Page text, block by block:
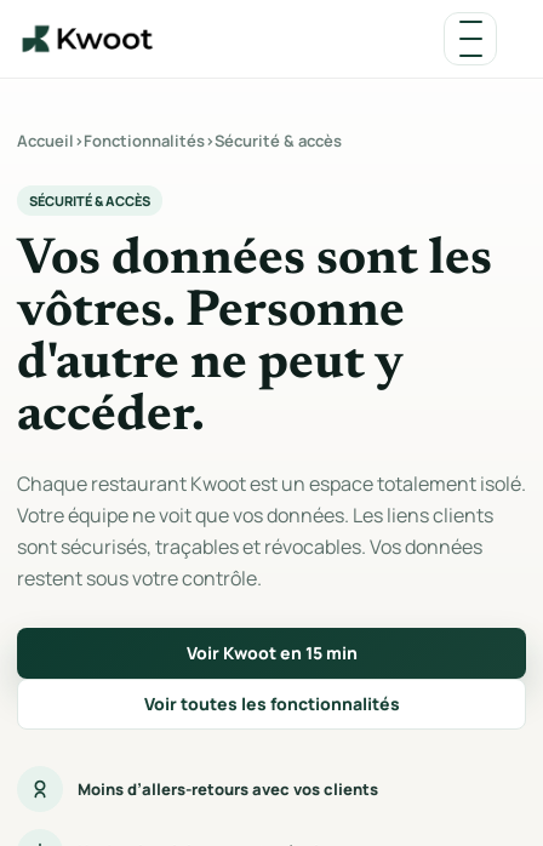
Accueil›Fonctionnalités›Sécurité & accès
SÉCURITÉ & ACCÈS
Vos données sont les
vôtres. Personne
d'autre ne peut y
accéder.
Chaque restaurant Kwoot est un espace totalement isolé.
Votre équipe ne voit que vos données. Les liens clients
sont sécurisés, traçables et révocables. Vos données
restent sous votre contrôle.
Voir Kwoot en 15 min
Voir toutes les fonctionnalités
Moins d’allers-retours avec vos clients